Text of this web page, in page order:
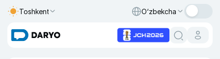
Toshkent O‘zbekcha